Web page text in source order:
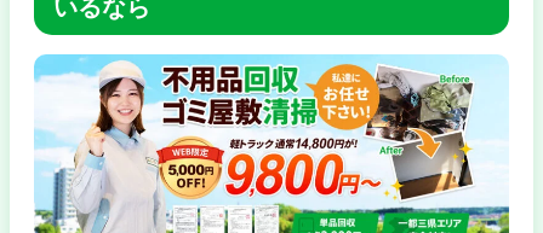
いるなら